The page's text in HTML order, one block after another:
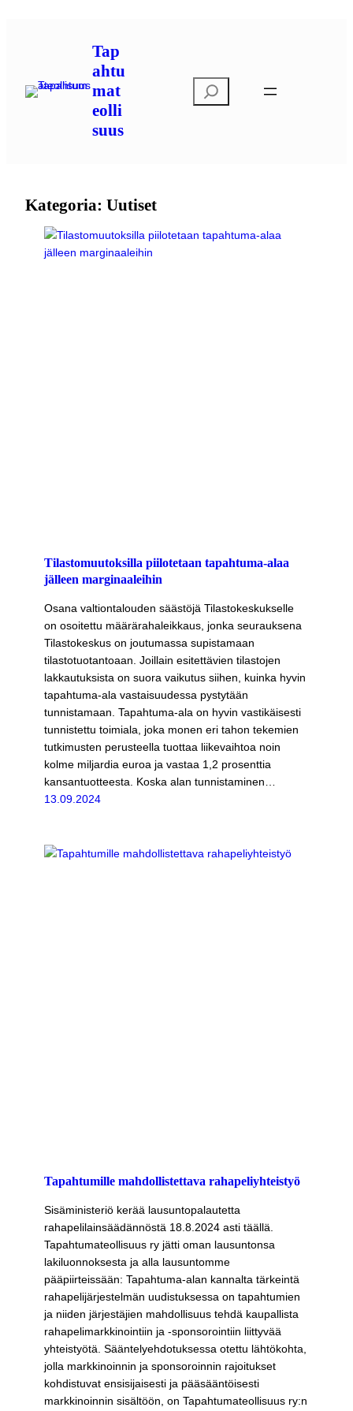
Tap
ahtu
mat
eolli
suus
t
Kategoria: Uutiset
Tilastomuutoksilla piilotetaan tapahtuma-alaa
jälleen marginaaleihin
Osana valtiontalouden säästöjä Tilastokeskukselle
on osoitettu määrärahaleikkaus, jonka seurauksena
Tilastokeskus on joutumassa supistamaan
tilastotuotantoaan. Joillain esitettävien tilastojen
lakkautuksista on suora vaikutus siihen, kuinka hyvin
tapahtuma-ala vastaisuudessa pystytään
tunnistamaan. Tapahtuma-ala on hyvin vastikäisesti
tunnistettu toimiala, joka monen eri tahon tekemien
tutkimusten perusteella tuottaa liikevaihtoa noin
kolme miljardia euroa ja vastaa 1,2 prosenttia
kansantuotteesta. Koska alan tunnistaminen…
13.09.2024
Tapahtumille mahdollistettava rahapeliyhteistyö
Sisäministeriö kerää lausuntopalautetta
rahapelilainsäädännöstä 18.8.2024 asti täällä.
Tapahtumateollisuus ry jätti oman lausuntonsa
lakiluonnoksesta ja alla lausuntomme
pääpiirteissään: Tapahtuma-alan kannalta tärkeintä
rahapelijärjestelmän uudistuksessa on tapahtumien
ja niiden järjestäjien mahdollisuus tehdä kaupallista
rahapelimarkkinointiin ja -sponsorointiin liittyvää
yhteistyötä. Sääntelyehdotuksessa otettu lähtökohta,
jolla markkinoinnin ja sponsoroinnin rajoitukset
kohdistuvat ensisijaisesti ja pääsääntöisesti
markkinoinnin sisältöön, on Tapahtumateollisuus ry:n